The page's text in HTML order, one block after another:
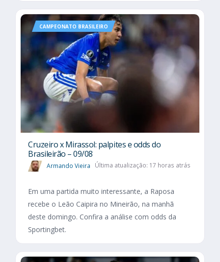
CAMPEONATO BRASILEIRO
Cruzeiro x Mirassol: palpites e odds do
Brasileirão – 09/08
Armando Vieira Última atualização: 17 horas atrás
Em uma partida muito interessante, a Raposa
recebe o Leão Caipira no Mineirão, na manhã
deste domingo. Confira a análise com odds da
Sportingbet.